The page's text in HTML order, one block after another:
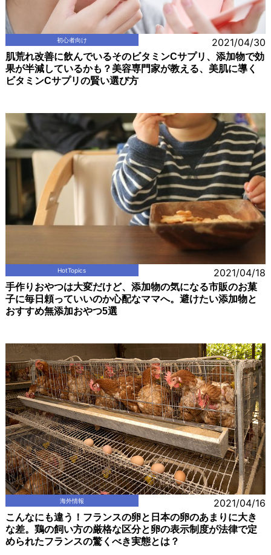
初心者向け 2021/04/30
肌荒れ改善に飲んでいるそのビタミンCサプリ、添加物で効
果が半減しているかも？美容専門家が教える、美肌に導く
ビタミンCサプリの賢い選び方
HotTopics 2021/04/18
手作りおやつは大変だけど、添加物の気になる市販のお菓
子に毎日頼っていいのか心配なママへ。避けたい添加物と
おすすめ無添加おやつ5選
海外情報 2021/04/16
こんなにも違う！フランスの卵と日本の卵のあまりに大き
な差。鶏の飼い方の厳格な区分と卵の表示制度が法律で定
められたフランスの驚くべき実態とは？